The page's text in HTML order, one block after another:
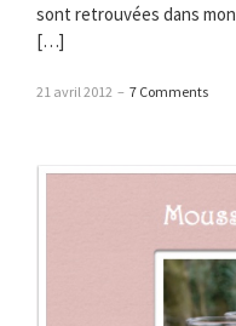
sont retrouvées dans
[…]
21 avril 2012 – 7 Comments